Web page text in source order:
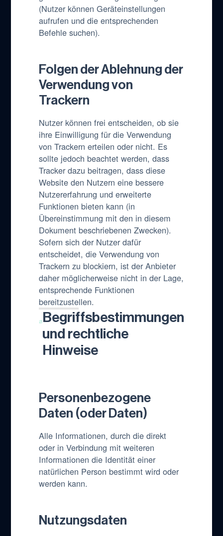
(Nutzer können Geräteinstellungen
aufrufen und die entsprechenden
Befehle suchen).
Folgen der Ablehnung der
Verwendung von
Trackern
Nutzer können frei entscheiden, ob sie
ihre Einwilligung für die Verwendung
von Trackern erteilen oder nicht. Es
sollte jedoch beachtet werden, dass
Tracker dazu beitragen, dass diese
Website den Nutzern eine bessere
Nutzererfahrung und erweiterte
Funktionen bieten kann (in
Übereinstimmung mit den in diesem
Dokument beschriebenen Zwecken).
Sofern sich der Nutzer dafür
entscheidet, die Verwendung von
Trackern zu blockiern, ist der Anbieter
daher möglicherweise nicht in der Lage,
entsprechende Funktionen
bereitzustellen.
Begriffsbestimmungen
und rechtliche
Hinweise
Personenbezogene
Daten (oder Daten)
Alle Informationen, durch die direkt
oder in Verbindung mit weiteren
Informationen die Identität einer
natürlichen Person bestimmt wird oder
werden kann.
Nutzungsdaten